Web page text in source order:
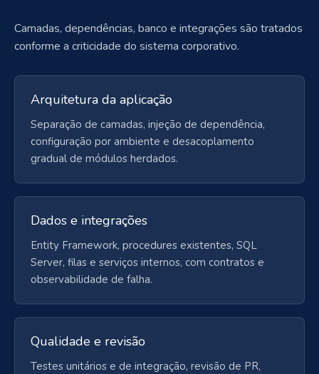
Camadas, dependências, banco e integrações são tratados
conforme a criticidade do sistema corporativo.
Arquitetura da aplicação
Separação de camadas, injeção de dependência,
configuração por ambiente e desacoplamento
gradual de módulos herdados.
Dados e integrações
Entity Framework, procedures existentes, SQL
Server, filas e serviços internos, com contratos e
observabilidade de falha.
Qualidade e revisão
Testes unitários e de integração, revisão de PR,